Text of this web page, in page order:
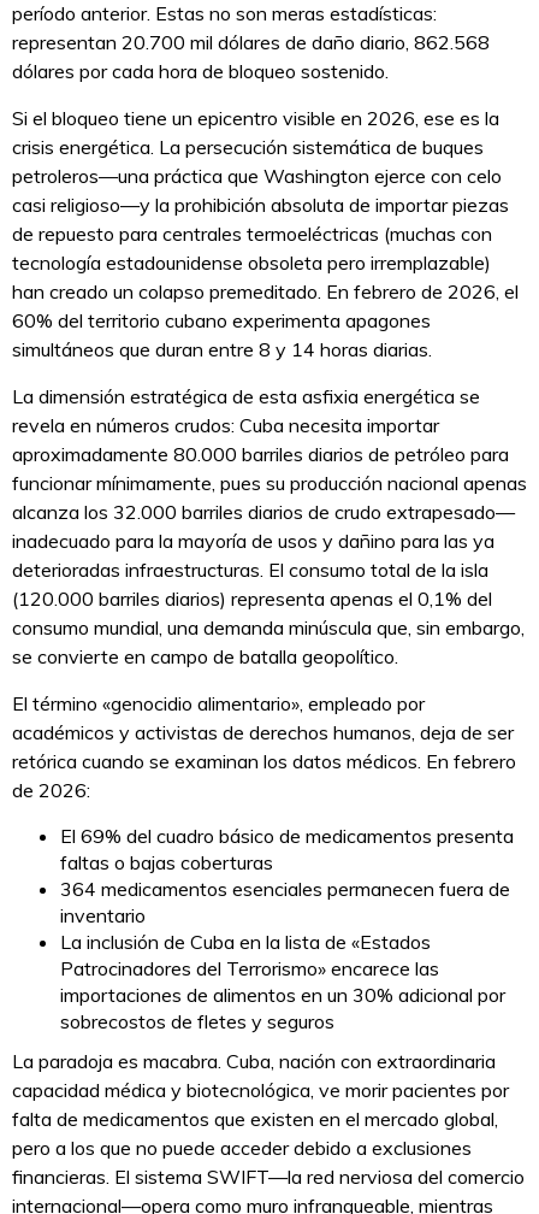
período anterior. Estas no son meras estadísticas:
representan 20.700 mil dólares de daño diario, 862.568
dólares por cada hora de bloqueo sostenido.
Si el bloqueo tiene un epicentro visible en 2026, ese es la
crisis energética. La persecución sistemática de buques
petroleros—una práctica que Washington ejerce con celo
casi religioso—y la prohibición absoluta de importar piezas
de repuesto para centrales termoeléctricas (muchas con
tecnología estadounidense obsoleta pero irremplazable)
han creado un colapso premeditado. En febrero de 2026, el
60% del territorio cubano experimenta apagones
simultáneos que duran entre 8 y 14 horas diarias.
La dimensión estratégica de esta asfixia energética se
revela en números crudos: Cuba necesita importar
aproximadamente 80.000 barriles diarios de petróleo para
funcionar mínimamente, pues su producción nacional apenas
alcanza los 32.000 barriles diarios de crudo extrapesado—
inadecuado para la mayoría de usos y dañino para las ya
deterioradas infraestructuras. El consumo total de la isla
(120.000 barriles diarios) representa apenas el 0,1% del
consumo mundial, una demanda minúscula que, sin embargo,
se convierte en campo de batalla geopolítico.
El término «genocidio alimentario», empleado por
académicos y activistas de derechos humanos, deja de ser
retórica cuando se examinan los datos médicos. En febrero
de 2026:
El 69% del cuadro básico de medicamentos presenta
faltas o bajas coberturas
364 medicamentos esenciales permanecen fuera de
inventario
La inclusión de Cuba en la lista de «Estados
Patrocinadores del Terrorismo» encarece las
importaciones de alimentos en un 30% adicional por
sobrecostos de fletes y seguros
La paradoja es macabra. Cuba, nación con extraordinaria
capacidad médica y biotecnológica, ve morir pacientes por
falta de medicamentos que existen en el mercado global,
pero a los que no puede acceder debido a exclusiones
financieras. El sistema SWIFT—la red nerviosa del comercio
internacional—opera como muro infranqueable, mientras